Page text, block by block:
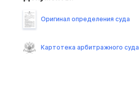
Оригинал определения суда
Картотека арбитражного суда